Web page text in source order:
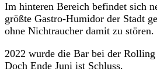
Im hinteren Bereich befindet sich
größte Gastro-Humidor der Stadt
ohne Nichtraucher damit zu stören.
2022 wurde die Bar bei der
Doch Ende Juni ist Schluss.